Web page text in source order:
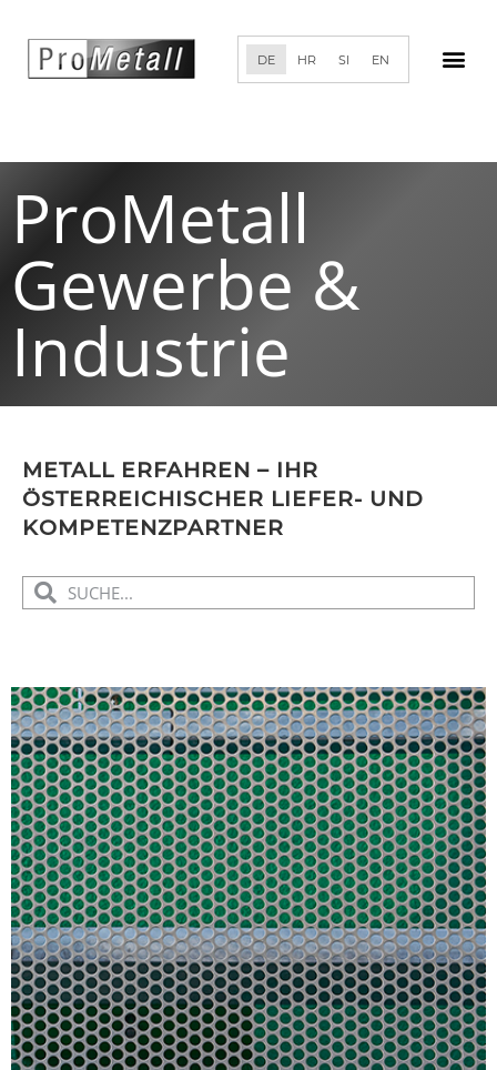
DE HR SI EN
ProMetall
Gewerbe &
Industrie
METALL ERFAHREN – IHR
ÖSTERREICHISCHER LIEFER- UND
KOMPETENZPARTNER